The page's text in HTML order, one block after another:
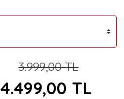
3.999,00 TL
4.499,00 TL